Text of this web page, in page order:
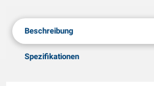
Beschreibung
Spezifikationen